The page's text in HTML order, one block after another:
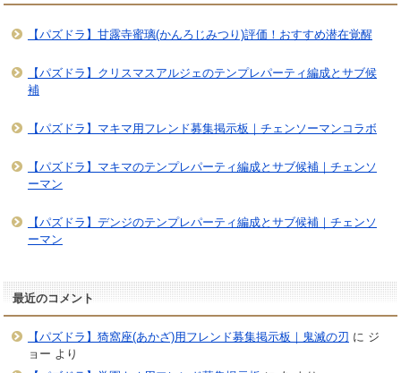
【パズドラ】甘露寺蜜璃(かんろじみつり)評価！おすすめ潜在覚醒
【パズドラ】クリスマスアルジェのテンプレパーティ編成とサブ候
補
【パズドラ】マキマ用フレンド募集掲示板｜チェンソーマンコラボ
【パズドラ】マキマのテンプレパーティ編成とサブ候補｜チェンソ
ーマン
【パズドラ】デンジのテンプレパーティ編成とサブ候補｜チェンソ
ーマン
最近のコメント
【パズドラ】猗窩座(あかざ)用フレンド募集掲示板｜鬼滅の刃 に ジ
ョー より